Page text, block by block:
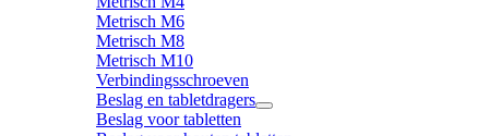
Metrisch M6
Metrisch M8
Metrisch M10
Verbindingsschroeven
Beslag en tabletdragers
Beslag voor tabletten